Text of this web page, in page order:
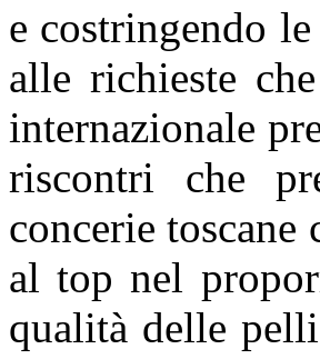
e costringendo
alle richieste
internazionale
riscontri che
concerie toscane
al top nel
qualità delle